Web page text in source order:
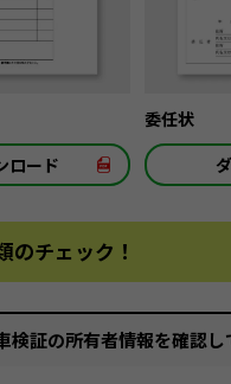
ロード
委任状
のチェック！
検証の所有者情報を確認